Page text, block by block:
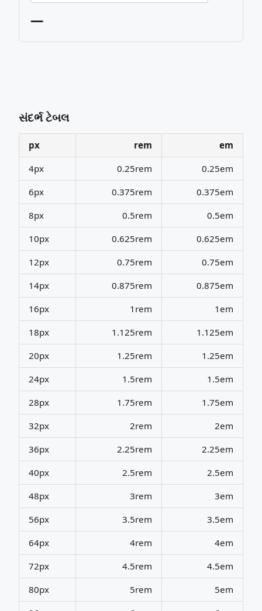
—
સંદર્ભ ટેબલ
px rem
em
4px
0.25rem
0.25em
6px
0.375rem
0.375em
8px
0.5rem
0.5em
10px
0.625rem
0.625em
12px
0.75rem
0.75em
14px
0.875rem
0.875em
16px
1rem
1em
18px
1.125rem
1.125em
20px
1.25rem
1.25em
24px
1.5rem
1.5em
28px
1.75rem
1.75em
32px
2rem
2em
36px
2.25rem
2.25em
40px
2.5rem
2.5em
48px
3rem
3em
56px
3.5rem
3.5em
64px
4rem
4em
72px
4.5rem
4.5em
80px
5rem
5em